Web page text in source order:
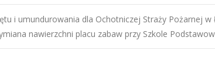
i umundurowania dla Ochotniczej Straży Pożarnej w
nawierzchni placu zabaw przy Szkole